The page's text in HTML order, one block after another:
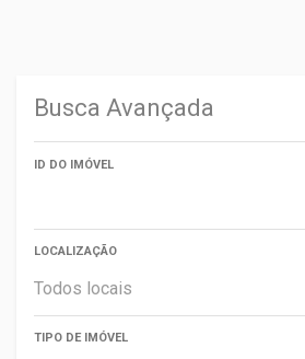
Busca Avançada
ID DO IMÓVEL
LOCALIZAÇÃO
Todos locais
TIPO DE IMÓVEL